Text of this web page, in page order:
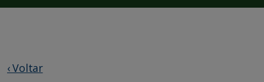
‹ Voltar